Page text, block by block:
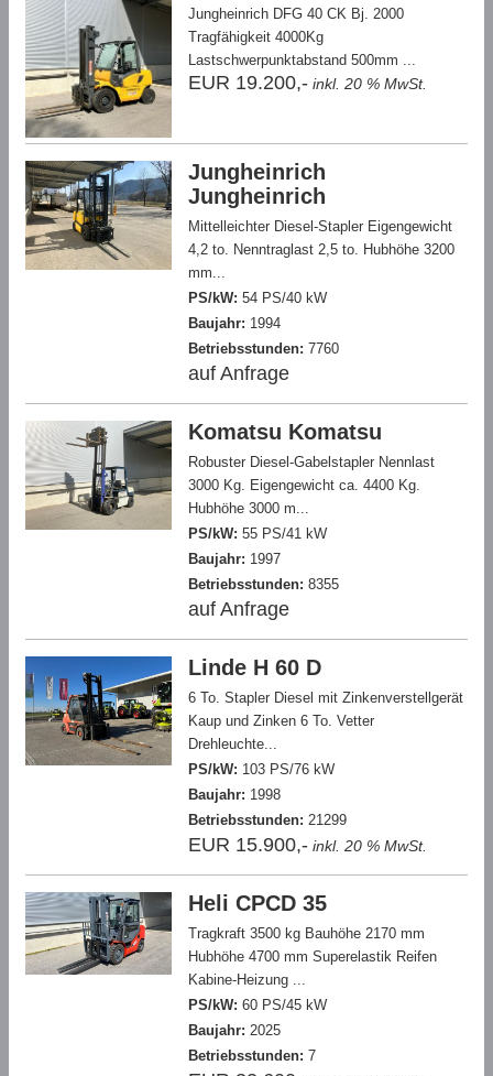
Jungheinrich DFG 40 CK Bj. 2000
Tragfähigkeit 4000Kg
Lastschwerpunktabstand 500mm ...
EUR 19.200,- inkl. 20 % MwSt.
Jungheinrich
Jungheinrich
Mittelleichter Diesel-Stapler Eigengewicht
4,2 to. Nenntraglast 2,5 to. Hubhöhe 3200
mm...
PS/kW: 54 PS/40 kW
Baujahr: 1994
Betriebsstunden: 7760
auf Anfrage
Komatsu Komatsu
Robuster Diesel-Gabelstapler Nennlast
3000 Kg. Eigengewicht ca. 4400 Kg.
Hubhöhe 3000 m...
PS/kW: 55 PS/41 kW
Baujahr: 1997
Betriebsstunden: 8355
auf Anfrage
Linde H 60 D
6 To. Stapler Diesel mit Zinkenverstellgerät
Kaup und Zinken 6 To. Vetter
Drehleuchte...
PS/kW: 103 PS/76 kW
Baujahr: 1998
Betriebsstunden: 21299
EUR 15.900,- inkl. 20 % MwSt.
Heli CPCD 35
Tragkraft 3500 kg Bauhöhe 2170 mm
Hubhöhe 4700 mm Superelastik Reifen
Kabine-Heizung ...
PS/kW: 60 PS/45 kW
Baujahr: 2025
Betriebsstunden: 7